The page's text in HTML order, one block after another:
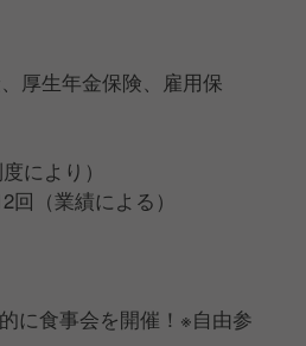
厚生年金保険、雇用保
により）
（業績による）
に食事会を開催！※自由参